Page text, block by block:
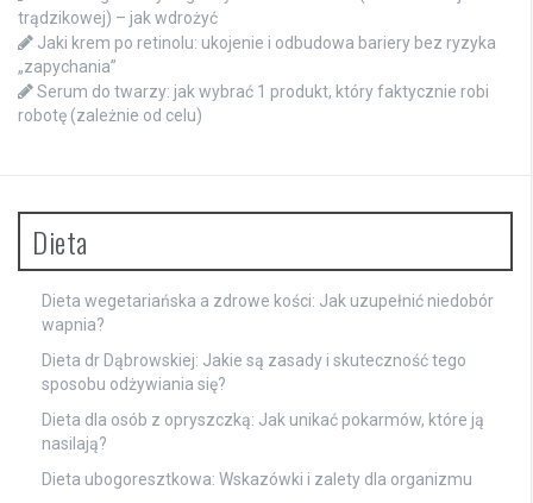
trądzikowej) – jak wdrożyć
Jaki krem po retinolu: ukojenie i odbudowa bariery bez ryzyka
„zapychania”
Serum do twarzy: jak wybrać 1 produkt, który faktycznie robi
robotę (zależnie od celu)
Dieta
Dieta wegetariańska a zdrowe kości: Jak uzupełnić niedobór
wapnia?
Dieta dr Dąbrowskiej: Jakie są zasady i skuteczność tego
sposobu odżywiania się?
Dieta dla osób z opryszczką: Jak unikać pokarmów, które ją
nasilają?
Dieta ubogoresztkowa: Wskazówki i zalety dla organizmu